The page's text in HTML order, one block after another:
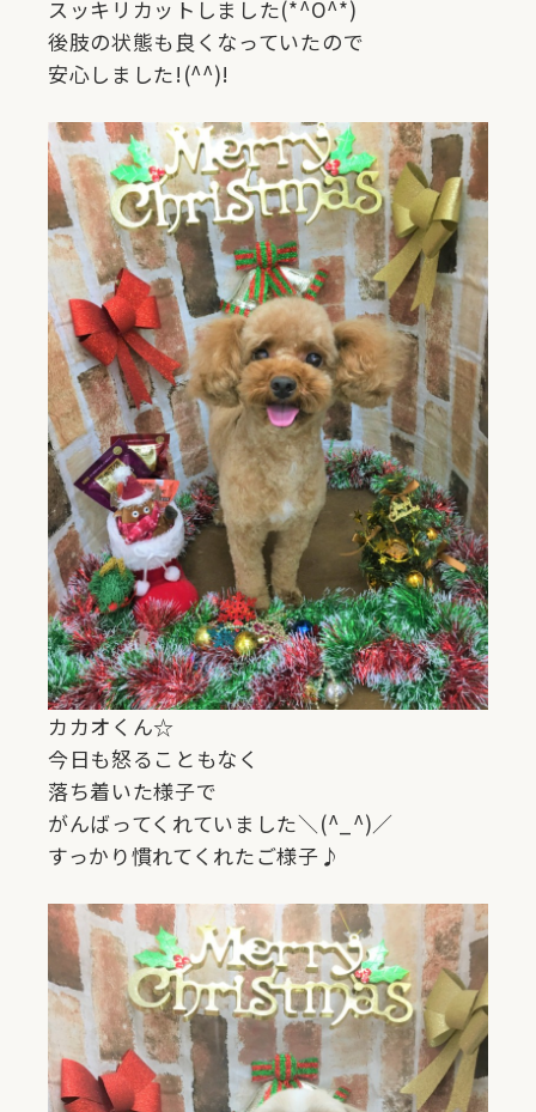
スッキリカットしました(*^O^*)
後肢の状態も良くなっていたので
安心しました!(^^)!
カカオくん☆
今日も怒ることもなく
落ち着いた様子で
がんばってくれていました＼(^_^)／
すっかり慣れてくれたご様子♪